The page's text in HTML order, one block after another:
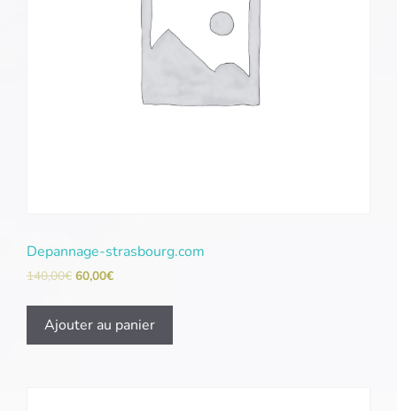
Depannage-strasbourg.com
140,00€ 60,00€
Ajouter au panier